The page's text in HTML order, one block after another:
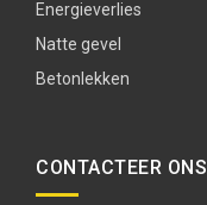
Energieverlies
Natte gevel
Betonlekken
CONTACTEER ONS